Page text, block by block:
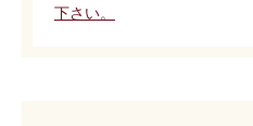
下さい。